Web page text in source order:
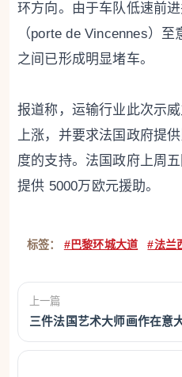
环方向。由于车队低速前
（porte de Vincennes）至
之间已形成明显堵车。
报道称，运输行业此次示
上涨，并要求法国政府提
度的支持。法国政府上周
提供 5000万欧元援助。
标签： #巴黎环城大道 #法兰
上一篇
三件法国艺术大师画作在意